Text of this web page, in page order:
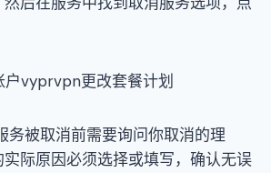
被取消前需要询问你取消的理
际原因必须选择或填写，确认无误